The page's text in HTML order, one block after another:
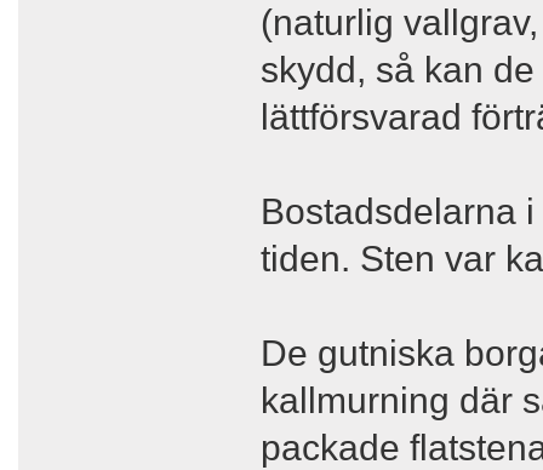
(naturlig
skydd, så kan
lättförsvarad
Bostadsdelarna
tiden. Sten var
De gutniska
kallmurning där
packade